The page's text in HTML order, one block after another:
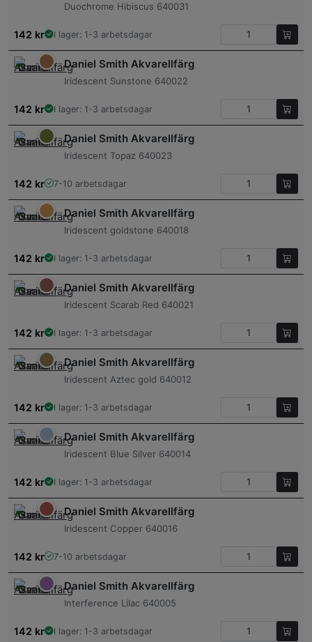
Duochrome Hibiscus 640031
142 kr I lager: 1-3 arbetsdagar
Daniel Smith Akvarellfärg
Iridescent Sunstone 640022
142 kr I lager: 1-3 arbetsdagar
Daniel Smith Akvarellfärg
Iridescent Topaz 640023
142 kr 7-10 arbetsdagar
Daniel Smith Akvarellfärg
Iridescent goldstone 640018
142 kr I lager: 1-3 arbetsdagar
Daniel Smith Akvarellfärg
Iridescent Scarab Red 640021
142 kr I lager: 1-3 arbetsdagar
Daniel Smith Akvarellfärg
Iridescent Aztec gold 640012
142 kr I lager: 1-3 arbetsdagar
Daniel Smith Akvarellfärg
Iridescent Blue Silver 640014
142 kr I lager: 1-3 arbetsdagar
Daniel Smith Akvarellfärg
Iridescent Copper 640016
142 kr 7-10 arbetsdagar
Daniel Smith Akvarellfärg
Interference Lilac 640005
142 kr I lager: 1-3 arbetsdagar